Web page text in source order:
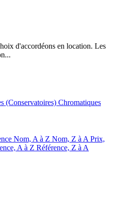
d'accordéons en location. Les
(Conservatoires) Chromatiques
Nom, A à Z Nom, Z à A Prix,
A à Z Référence, Z à A